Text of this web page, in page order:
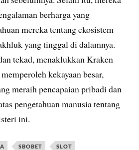
berharga yang
mereka tentang ekosistem
yang tinggal di dalamnya.
tekad, menaklukkan Kraken
kekayaan besar,
meraih pencapaian pribadi dan
pengetahuan manusia tentang
ini.
SBOBET SLOT